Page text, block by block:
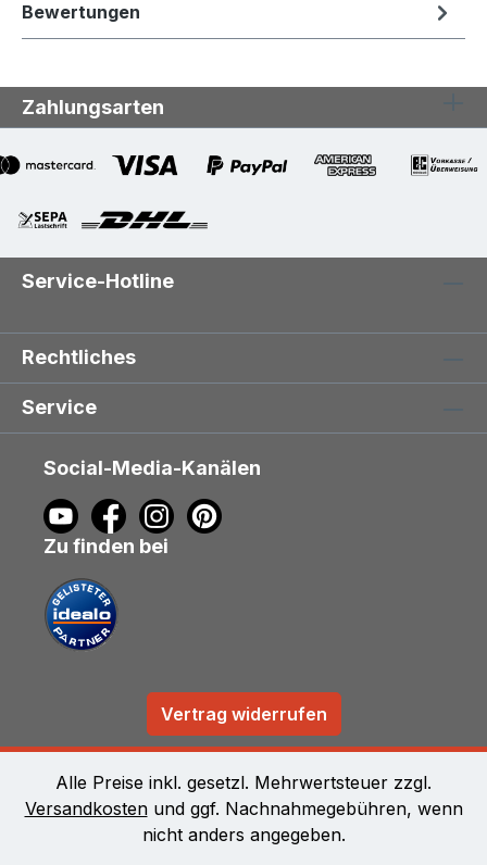
Bewertungen
Zahlungsarten
Service-Hotline
Rechtliches
Service
Social-Media-Kanälen
Zu finden bei
Vertrag widerrufen
Alle Preise inkl. gesetzl. Mehrwertsteuer zzgl.
Versandkostenund ggf. Nachnahmegebühren, wenn
nicht anders angegeben.